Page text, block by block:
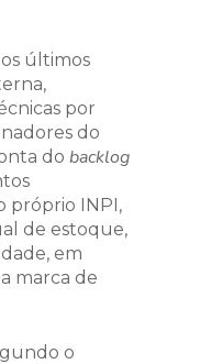
últimos
por
do
do backlog
próprio INPI,
de estoque,
em
marca de
o